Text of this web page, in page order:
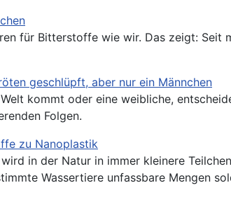
für Bitterstoffe wie wir. Das zeigt:
geschlüpft, aber nur ein Männchen
kommt oder eine weibliche,
Folgen.
zu Nanoplastik
in der Natur in immer kleinere
Wassertiere unfassbare Mengen